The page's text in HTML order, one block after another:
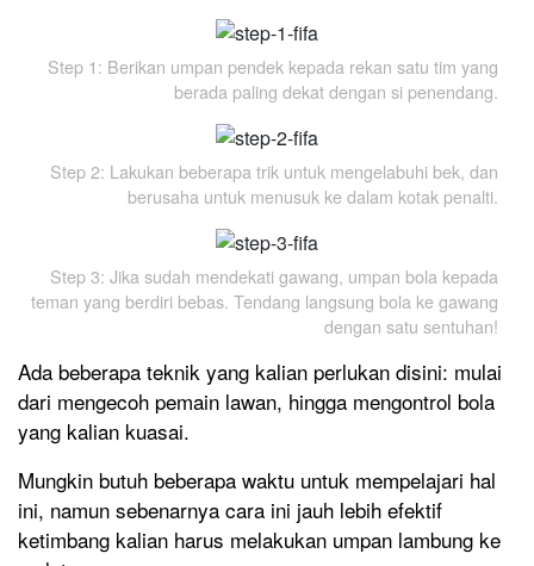
Step 1: Berikan umpan pendek kepada rekan satu tim yang
berada paling dekat dengan si penendang.
Step 2: Lakukan beberapa trik untuk mengelabuhi bek, dan
berusaha untuk menusuk ke dalam kotak penalti.
Step 3: Jika sudah mendekati gawang, umpan bola kepada
teman yang berdiri bebas. Tendang langsung bola ke gawang
dengan satu sentuhan!
Ada beberapa teknik yang kalian perlukan disini: mulai
dari mengecoh pemain lawan, hingga mengontrol bola
yang kalian kuasai.
Mungkin butuh beberapa waktu untuk mempelajari hal
ini, namun sebenarnya cara ini jauh lebih efektif
ketimbang kalian harus melakukan umpan lambung ke